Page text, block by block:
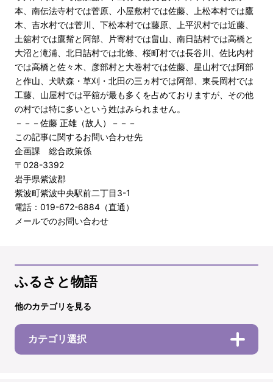
本、南伝法寺村では菅原、小屋敷村では佐藤、上松本村では鷹
木、吉水村では菅川、下松本村では藤原、上平沢村では近藤、
土舘村では鷹觜と阿部、片寄村では畠山、南日詰村では高橋と
大沼と滝浦、北日詰村では北條、桜町村では長谷川、佐比内村
では高橋と佐々木、彦部村と大巻村では佐藤、星山村では阿部
と作山、犬吠森・草刈・北田の三ヵ村では阿部、東長岡村では
工藤、山屋村では平舘が最も多くを占めておりますが、その他
の村では特に多いという姓はみられません。
－－－佐藤 正雄（故人）－－－
この記事に関するお問い合わせ先
企画課 総合政策係
〒028-3392
岩手県紫波郡
紫波町紫波中央駅前二丁目3-1
電話：019-672-6884（直通）
メールでのお問い合わせ
ふるさと物語
他のカテゴリを見る
カテゴリ選択